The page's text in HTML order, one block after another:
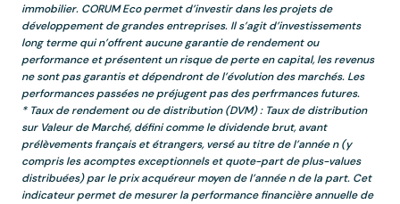
immobilier. CORUM Eco permet d’investir dans les projets de
développement de grandes entreprises. Il s’agit d’investissements
long terme qui n’offrent aucune garantie de rendement ou
performance et présentent un risque de perte en capital, les revenus
ne sont pas garantis et dépendront de l’évolution des marchés. Les
performances passées ne préjugent pas des perfrmances futures.
* Taux de rendement ou de distribution (DVM) : Taux de distribution
sur Valeur de Marché, défini comme le dividende brut, avant
prélèvements français et étrangers, versé au titre de l’année n (y
compris les acomptes exceptionnels et quote-part de plus-values
distribuées) par le prix acquéreur moyen de l’année n de la part. Cet
indicateur permet de mesurer la performance financière annuelle de